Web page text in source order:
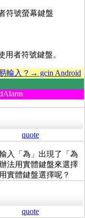
符號螢幕鍵盤
用者符號鍵盤。
輸入？→ gcin Android
quote
入「為」出現了「為
法用實體鍵盤來選擇
實體鍵盤選擇呢？
quote